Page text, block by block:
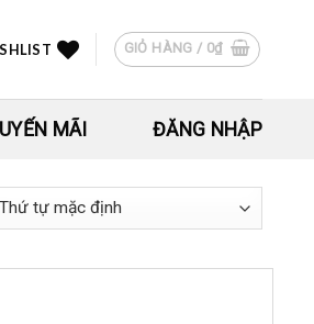
GIỎ HÀNG / 0₫
MÃI ĐĂNG NHẬP